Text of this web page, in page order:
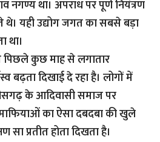
नगण्य था। अपराध पर पूर्ण नियंत्रण
यही उद्योग जगत का सबसे बड़ा
था।
पिछले कुछ माह से लगातार
बढ़ता दिखाई दे रहा है। लोगों में
के आदिवासी समाज पर
का ऐसा दबदबा की खुले
सा प्रतीत होता दिखता है।